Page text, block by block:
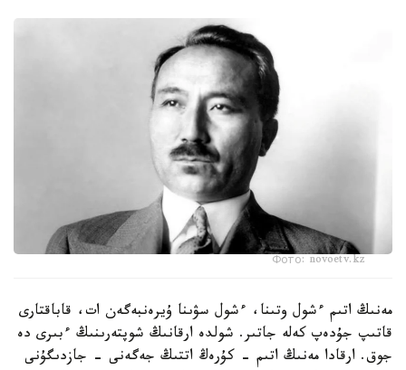
Фото: novoetv.kz
مەنىڭ اتىم ءشول وتىنا، ءشول سۋىنا ۇيرەنبەگەن ات، قاباقتارى
قاتىپ جۇدەپ كەلە جاتىر. شولدە ارقانىڭ شوپتەرىنىڭ ءبىرى دە
جوق. ارقادا مەنىڭ اتىم - كۇرەڭ اتتىڭ جەگەنى - جازدىگۇنى